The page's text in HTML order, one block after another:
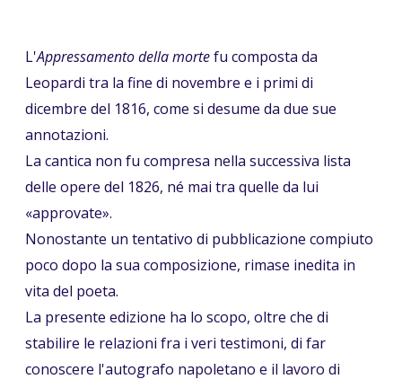
L'Appressamento della mortefu composta da
Leopardi tra la fine di novembre e i primi di
dicembre del 1816, come si desume da due sue
annotazioni.
La cantica non fu compresa nella successiva lista
delle opere del 1826, né mai tra quelle da lui
«approvate».
Nonostante un tentativo di pubblicazione compiuto
poco dopo la sua composizione, rimase inedita in
vita del poeta.
La presente edizione ha lo scopo, oltre che di
stabilire le relazioni fra i veri testimoni, di far
conoscere l'autografo napoletano e il lavoro di